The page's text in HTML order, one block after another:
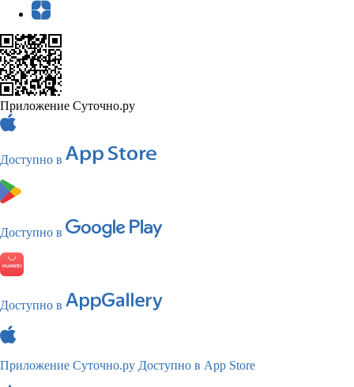
Приложение Суточно.ру
Доступно в
Доступно в
Доступно в
Приложение Суточно.ру Доступно в App Store